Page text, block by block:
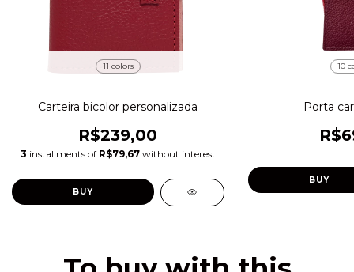
11 colors
Carteira bicolor personalizada
R$239,00
3 installments of R$79,67 without interest
BUY
10
Porta
BUY